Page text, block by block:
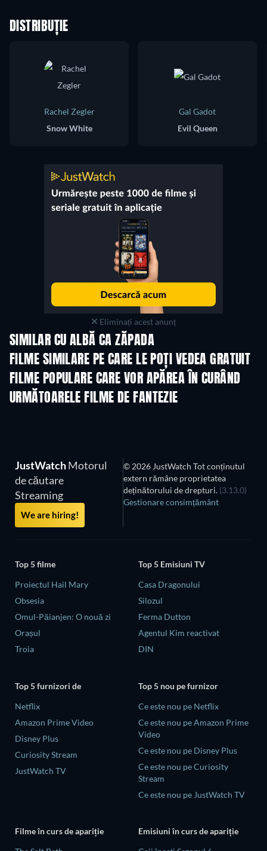
DISTRIBUȚIE
Rachel Zegler
Snow White
Gal Gadot
Evil Queen
Eliminați acest anunț
SIMILAR CU ALBĂ CA ZĂPADA
FILME SIMILARE PE CARE LE POȚI VEDEA GRATUIT
FILME POPULARE CARE VOR APĂREA ÎN CURÂND
URMĂTOARELE FILME DE FANTEZIE
JustWatchMotorul
de căutare
Streaming
We are hiring!
© 2026 JustWatch Tot conținutul
extern rămâne proprietatea
deținătorului de drepturi. (3.13.0)
Gestionare consimțământ
Top 5 filme
Proiectul Hail Mary
Obsesia
Omul-Păianjen: O nouă zi
Orașul
Troia
Top 5 Emisiuni TV
Casa Dragonului
Silozul
Ferma Dutton
Agentul Kim reactivat
DIN
Top 5 furnizori de
Netflix
Amazon Prime Video
Disney Plus
Curiosity Stream
JustWatch TV
Top 5 nou pe furnizor
Ce este nou pe Netflix
Ce este nou pe Amazon Prime
Video
Ce este nou pe Disney Plus
Ce este nou pe Curiosity
Stream
Ce este nou pe JustWatch TV
Filme în curs de apariție
Emisiuni în curs de apariție